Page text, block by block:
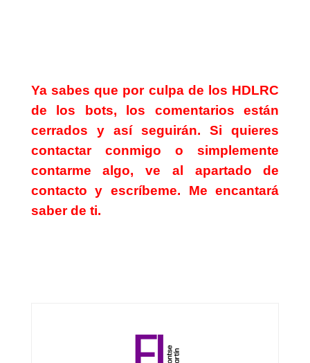
Ya sabes que por culpa de los HDLRC
de los bots, los comentarios están
cerrados y así seguirán. Si quieres
contactar conmigo o simplemente
contarme algo, ve al apartado de
contacto y escríbeme. Me encantará
saber de ti.